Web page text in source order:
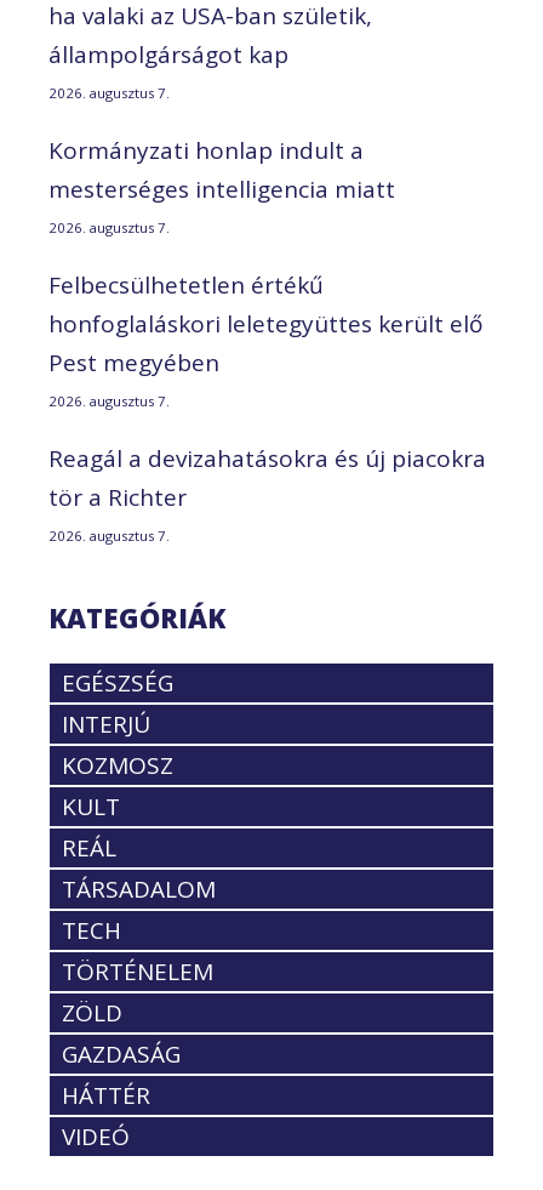
ha valaki az USA-ban születik,
állampolgárságot kap
2026. augusztus 7.
Kormányzati honlap indult a
mesterséges intelligencia miatt
2026. augusztus 7.
Felbecsülhetetlen értékű
honfoglaláskori leletegyüttes került elő
Pest megyében
2026. augusztus 7.
Reagál a devizahatásokra és új piacokra
tör a Richter
2026. augusztus 7.
KATEGÓRIÁK
EGÉSZSÉG
INTERJÚ
KOZMOSZ
KULT
REÁL
TÁRSADALOM
TECH
TÖRTÉNELEM
ZÖLD
GAZDASÁG
HÁTTÉR
VIDEÓ